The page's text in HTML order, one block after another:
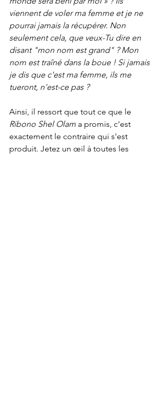
viennent de voler ma femme et je ne
pourrai jamais la récupérer. Non
seulement cela, que veux-Tu dire en
disant "mon nom est grand" ? Mon
nom est traîné dans la boue ! Si jamais
je dis que c'est ma femme, ils me
tueront, n'est-ce pas ?
Ainsi, il ressort que tout ce que le
Ribono Shel Olam a promis, c'est
exactement le contraire qui s'est
produit. Jetez un œil à toutes les